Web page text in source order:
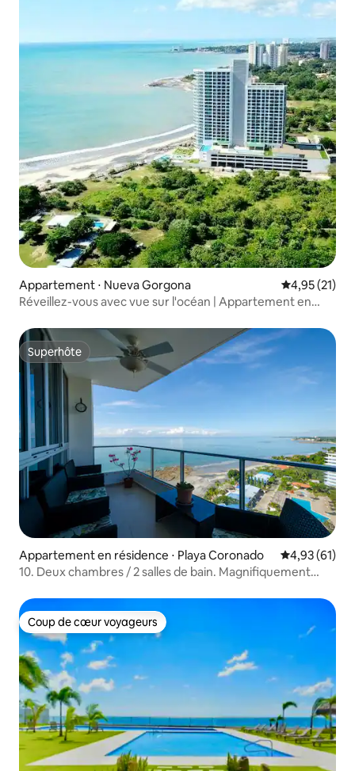
Appartement ⋅ Nueva Gorgona Évaluation
4,95 (21)
Réveillez-vous avec vue sur l'océan | Appartement en
Superhôte
Superhôte
Appartement en résidence ⋅ Playa Coronado Évaluation
4,93 (61)
10. Deux chambres / 2 salles de bain. Magnifiquement
Coup de cœur voyageurs
Coup de cœur voyageurs